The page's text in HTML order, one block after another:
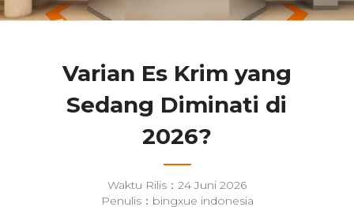
Varian Es Krim yang
Sedang Diminati di
2026?
Waktu Rilis：24 Juni 2026
Penulis：bingxue indonesia